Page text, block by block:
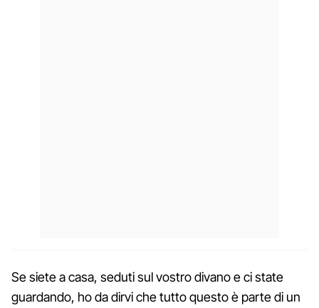
Se siete a casa, seduti sul vostro divano e ci state
guardando, ho da dirvi che tutto questo è parte di un